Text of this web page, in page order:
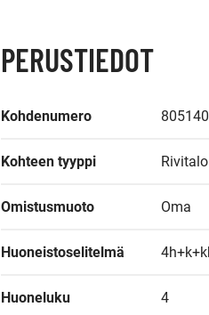
PERUSTIEDOT
Kohdenumero
Kohteen tyyppi Rivitalo
Omistusmuoto Oma
Huoneistoselitelmä
Huoneluku 4